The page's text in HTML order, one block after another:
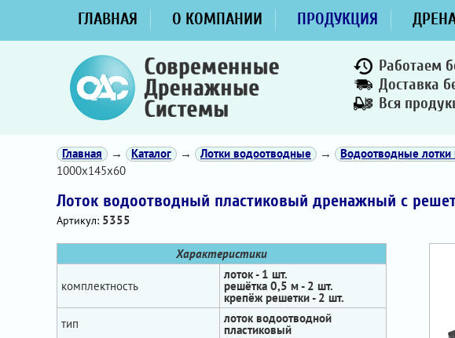
ГЛАВНАЯ О КОМПАНИИ ПРОДУКЦИЯ
Работаем
Доставка
Вся
Главная → Каталог → Лотки водоотводные → Водоотводные лотки
1000х145х60
Лоток водоотводный пластиковый дренажный с
Артикул: 5355
Характеристики
комплектность
лоток - 1 шт.
решётка 0,5 м - 2 шт.
крепёж решетки - 2 шт.
тип
лоток водоотводной
пластиковый